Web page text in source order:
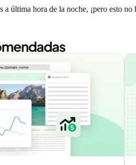
a última hora de la noche, ¡pero esto